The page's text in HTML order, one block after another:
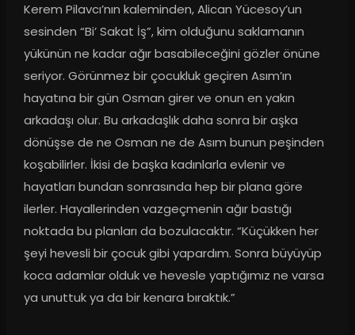
Kerem Pilavcı’nın kaleminden, Alican Yücesoy’un
sesinden “Bi’ Sakat İş”, kim olduğunu saklamanın
yükünün ne kadar ağır basabileceğini gözler önüne
seriyor. Görünmez bir çocukluk geçiren Asım’ın
hayatına bir gün Osman girer ve onun en yakın
arkadaşı olur. Bu arkadaşlık daha sonra bir aşka
dönüşse de ne Osman ne de Asım bunun peşinden
koşabilirler. İkisi de başka kadınlarla evlenir ve
hayatları bundan sonrasında hep bir plana göre
ilerler. Hayallerinden vazgeçmenin ağır bastığı
noktada bu planları da bozulacaktır. “Küçükken her
şeyi hevesli bir çocuk gibi yapardım. Sonra büyüyüp
koca adamlar olduk ve hevesle yaptığımız ne varsa
ya unuttuk ya da bir kenara bıraktık.”